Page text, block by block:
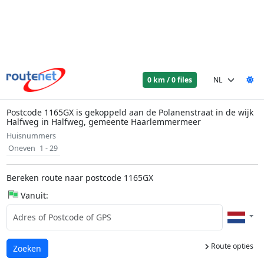
0 km / 0 files
Postcode 1165GX is gekoppeld aan de Polanenstraat in de wijk
Halfweg in Halfweg, gemeente Haarlemmermeer
Huisnummers
Oneven 1 - 29
Bereken route naar postcode 1165GX
Vanuit:
Route opties
Laden...
Zoeken